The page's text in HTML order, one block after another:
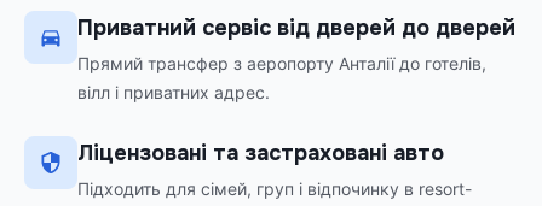
Приватний сервіс від дверей до дверей
Прямий трансфер з аеропорту Анталії до готелів,
вілл і приватних адрес.
Ліцензовані та застраховані авто
Підходить для сімей, груп і відпочинку в resort-